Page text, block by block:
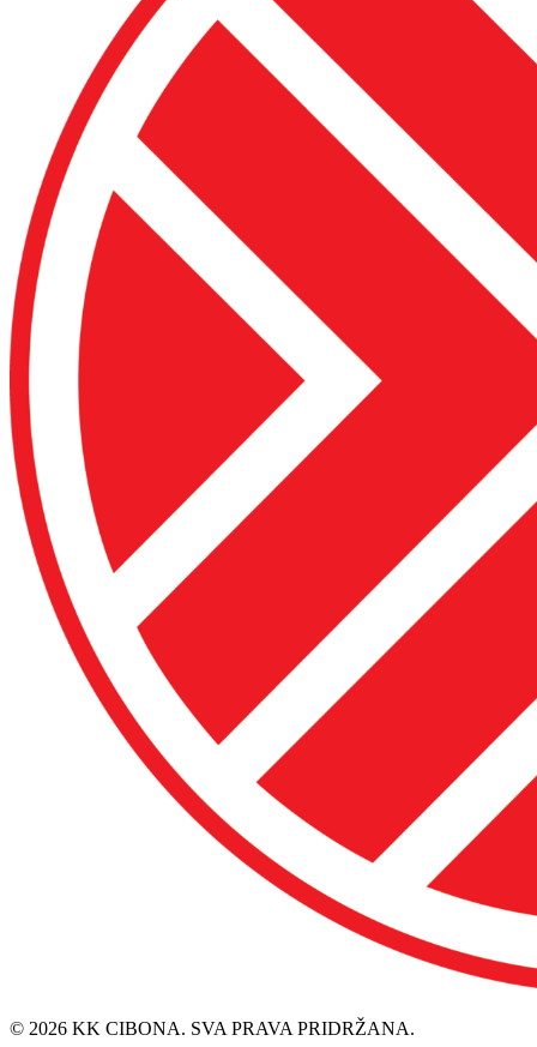
© 2026 KK CIBONA. SVA PRAVA PRIDRŽANA.